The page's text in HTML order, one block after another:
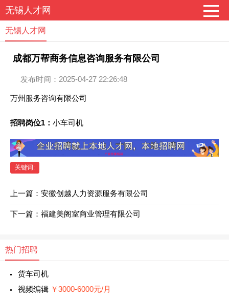
无锡人才网
无锡人才网
成都万帮商务信息咨询服务有限公司
发布时间：2025-04-27 22:26:48
万州服务咨询有限公司
招聘岗位1： 小车司机
关键词:
上一篇： 安徽创越人力资源服务有限公司
下一篇： 福建美阁室商业管理有限公司
热门招聘
货车司机
视频编辑 ￥3000-6000元/月